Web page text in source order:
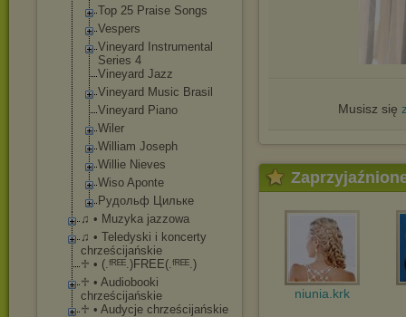
Top 25 Praise Songs
Vespers
Vineyard Instrumental
Series 4
Vineyard Jazz
Vineyard Music Brasil
Vineyard Piano
Wiler
William Joseph
Willie Nieves
Wiso Aponte
Рудольф Цильке
♫ • Muzyka jazzowa
♫ • Teledyski i koncerty
chrześcijańskie
♱ • (.ᶠᴿᴱᴱ.)FREE(.ᶠᴿᴱᴱ.)
♱ • Audiobooki
chrześcijańskie
♱ • Audycje chrześcijańskie
Musisz się
niunia.krk